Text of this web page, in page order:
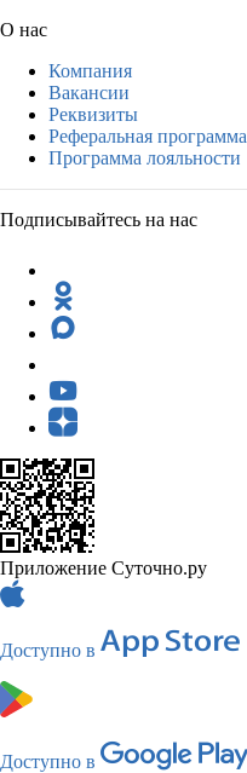
О нас
Компания
Вакансии
Реквизиты
Реферальная программа
Программа лояльности
Подписывайтесь на нас
Приложение Суточно.ру
Доступно в
Доступно в